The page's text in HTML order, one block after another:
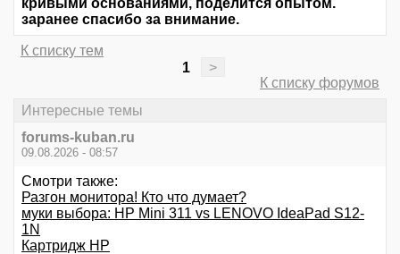
кривыми основаниями, поделится опытом.
заранее спасибо за внимание.
К списку тем
1
>
К списку форумов
Интересные темы
forums-kuban.ru
09.08.2026 - 08:57
Смотри также:
Разгон монитора! Кто что думает?
муки выбора: HP Mini 311 vs LENOVO IdeaPad S12-
1N
Картридж HP